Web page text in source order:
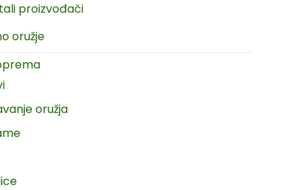
proizvođači
oružje
oružja